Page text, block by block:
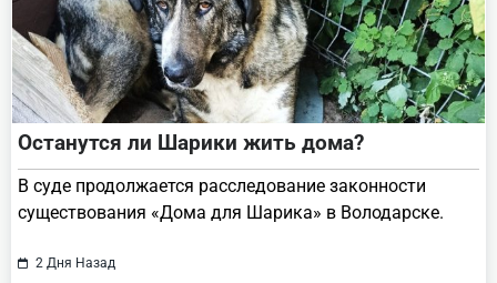
Останутся ли Шарики жить дома?
В суде продолжается расследование законности
существования «Дома для Шарика» в Володарске.
2 Дня Назад